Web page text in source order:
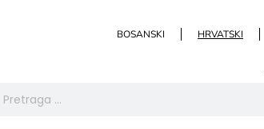
BOSANSKI HRVATSKI